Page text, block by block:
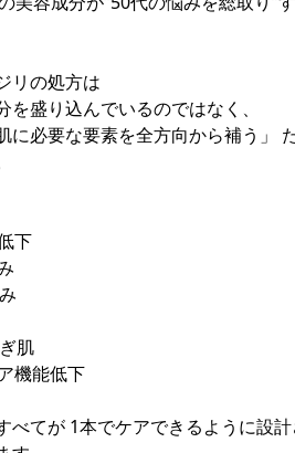
リの処方は
を盛り込んでいるのではなく、
に必要な要素を全方向から補う」
下
肌
機能低下
べてが 1本でケアできるように設